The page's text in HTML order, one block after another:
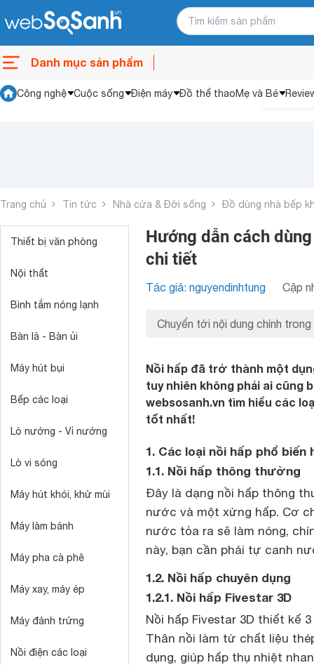
Danh mục sản phẩm
Công nghệ Cuộc sống Điện máy Đồ thể thaoMẹ và Bé
Trang chủ Tin tức Nhà cửa & Đời sống Đồ dùng nhà bếp
Thiết bị văn phòng
Nội thất
Bình tắm nóng lạnh
Bàn là - Bàn ủi
Máy hút bụi
Bếp các loại
Lò nướng - Vỉ nướng
Lò vi sóng
Máy hút khói, khử mùi
Máy làm bánh
Máy pha cà phê
Máy xay, máy ép
Máy đánh trứng
Nồi điện các loại
Hướng dẫn cách
chi tiết
Tác giả: nguyendinhtung Cập
Chuyển tới nội dung chính trong
Nồi hấp đã trở thành một
tuy nhiên không phải ai cũng
websosanh.vn tìm hiểu các
tốt nhất!
1. Các loại nồi hấp phổ biến
1.1. Nồi hấp thông thường
Đây là dạng nồi hấp thông
nước và một xửng hấp. Cơ
nước tỏa ra sẽ làm nóng,
này, bạn cần phải tự canh
1.2. Nồi hấp chuyên dụng
1.2.1. Nồi hấp Fivestar 3D
Nồi hấp Fivestar 3D thiết kế
Thân nồi làm từ chất liệu
dụng, giúp hấp thụ nhiệt